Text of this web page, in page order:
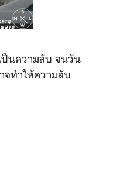
ป็นความลับ จนวัน
จทำให้ความลับ